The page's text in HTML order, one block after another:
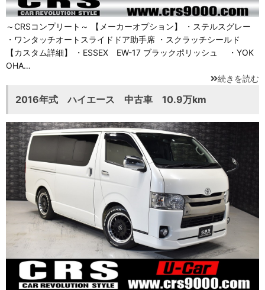
～CRSコンプリート～ 【メーカーオプション】 ・ステルスグレー
・ワンタッチオートスライドドア助手席 ・スクラッチシールド
【カスタム詳細】 ・ESSEX EW-17 ブラックポリッシュ ・YOK
OHA…
続きを読む
2016年式 ハイエース 中古車 10.9万km